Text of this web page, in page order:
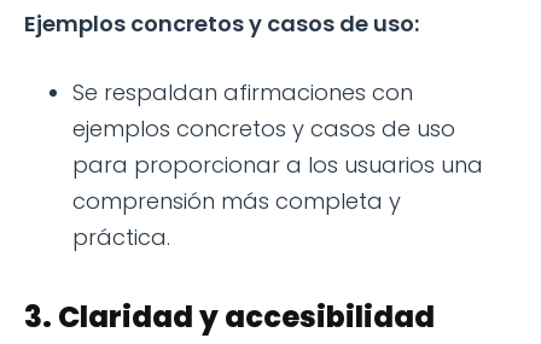
Ejemplos concretos y casos de uso:
Se respaldan afirmaciones con
ejemplos concretos y casos de uso
para proporcionar a los usuarios una
comprensión más completa y
práctica.
3. Claridad y accesibilidad